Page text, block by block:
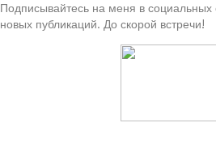
Подписывайтесь на меня в социальных
новых публикаций. До скорой встречи!